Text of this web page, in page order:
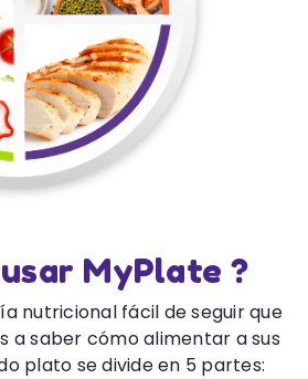
MyPlate ?
nutricional fácil de seguir que
a saber cómo alimentar a sus
plato se divide en 5 partes: